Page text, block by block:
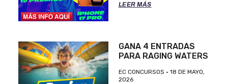
LEER MÁS
GANA 4 ENTRADAS
PARA RAGING WATERS
EC CONCURSOS
18 DE MAYO,
2026